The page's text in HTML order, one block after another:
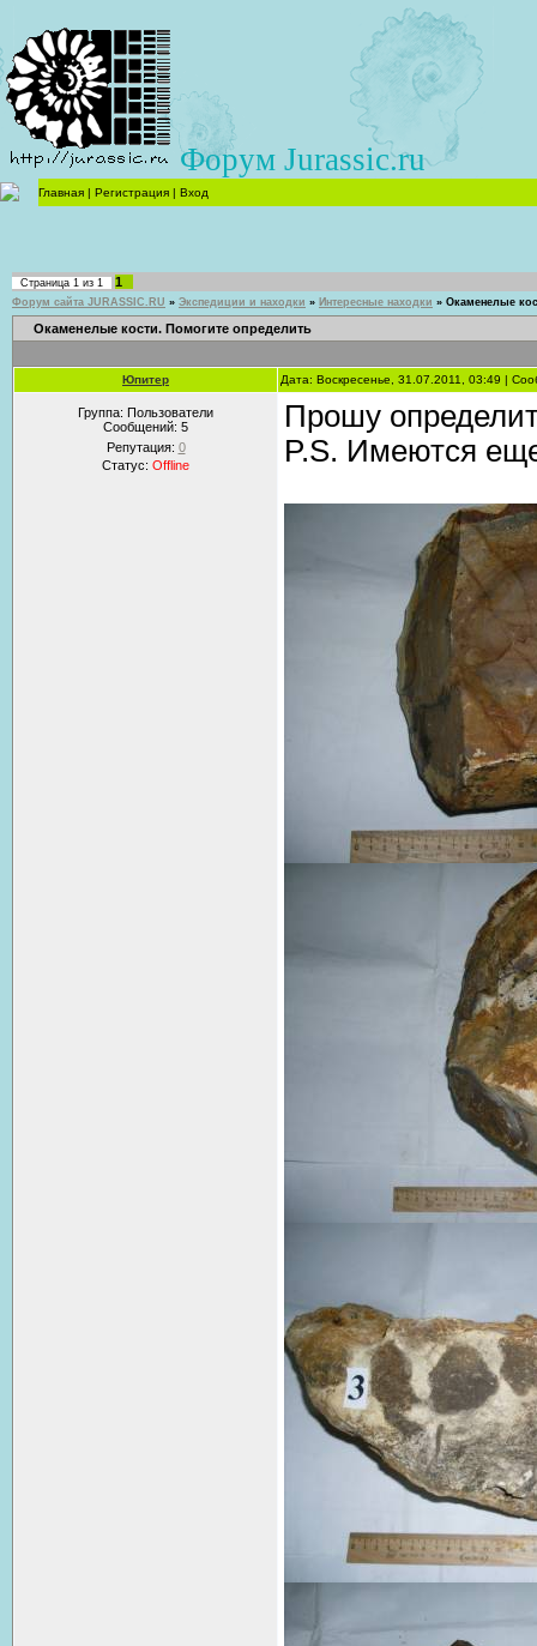
Форум Jurassic.ru
Главная | Регистрация | Вход
Страница 1 из 1 1
Форум сайта JURASSIC.RU » Экспедиции и находки » Интересные находки » Окаменелые
Окаменелые кости. Помогите определить
Юпитер Дата: Воскресенье, 31.07.2011, 03:49 |
Группа: Пользователи
Сообщений: 5
Репутация: 0
Статус: Offline
Прошу
P.S. Имеются